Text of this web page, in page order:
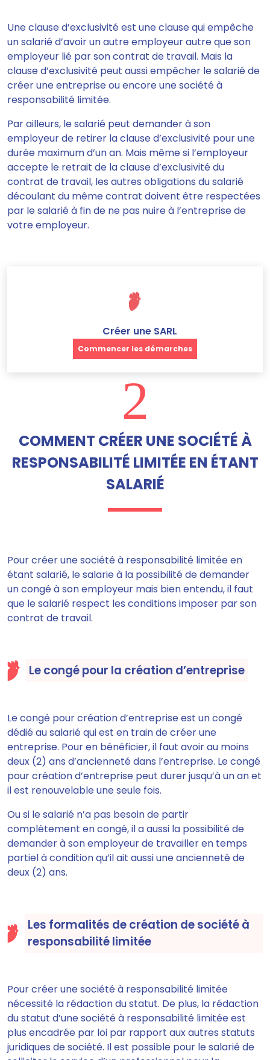
Une clause d’exclusivité est une clause qui empêche
un salarié d’avoir un autre employeur autre que son
employeur lié par son contrat de travail. Mais la
clause d’exclusivité peut aussi empêcher le salarié de
créer une entreprise ou encore une société à
responsabilité limitée.
Par ailleurs, le salarié peut demander à son
employeur de retirer la clause d’exclusivité pour une
durée maximum d’un an. Mais même si l’employeur
accepte le retrait de la clause d’exclusivité du
contrat de travail, les autres obligations du salarié
découlant du même contrat doivent être respectées
par le salarié à fin de ne pas nuire à l’entreprise de
votre employeur.
Créer une SARL
Commencer les démarches
2
COMMENT CRÉER UNE SOCIÉTÉ À
RESPONSABILITÉ LIMITÉE EN ÉTANT
SALARIÉ
Pour créer une société à responsabilité limitée en
étant salarié, le salarie à la possibilité de demander
un congé à son employeur mais bien entendu,il faut
que le salarié respect les conditions imposer par son
contrat de travail.
Le congé pour la création d’entreprise
Le congé pour création d’entreprise est un congé
dédié au salarié qui est en train de créer une
entreprise. Pour en bénéficier,il faut avoir au moins
deux (2) ans d’ancienneté dans l’entreprise. Le congé
pour création d’entreprise peut durer jusqu’à un an et
il est renouvelable une seule fois.
Ou si le salarié n’a pas besoin de partir
complètement en congé, il a aussi la possibilité de
demander à son employeur de travailler en temps
partiel à condition qu’il ait aussi une ancienneté de
deux (2) ans.
Les formalités de création de société à
responsabilité limitée
Pour créer une société à responsabilité limitée
nécessité la rédaction du statut. De plus, la rédaction
du statut d’une société à responsabilité limitéeest
plus encadrée par loi par rapport aux autres statuts
juridiques de société. Il est possible pour le salarié de